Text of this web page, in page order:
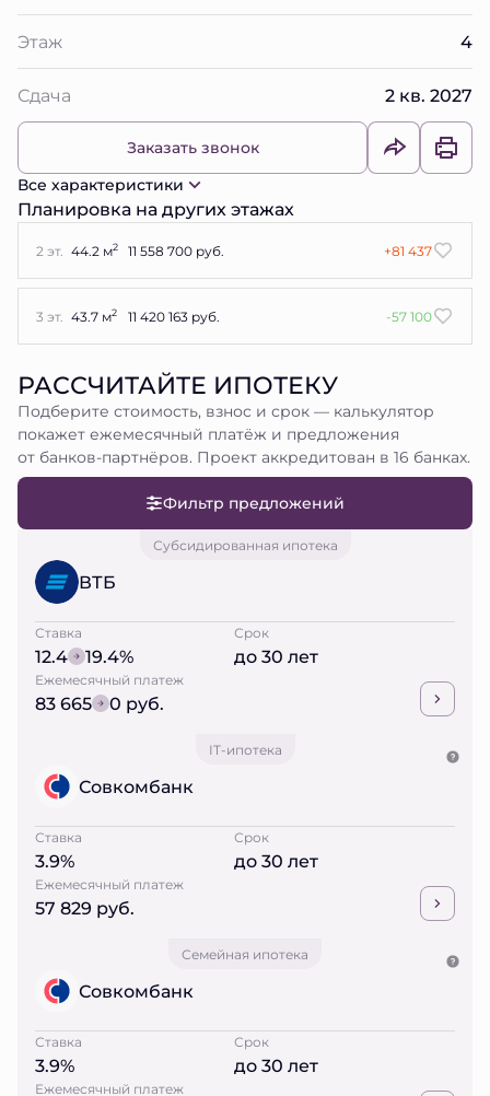
Этаж 4
Сдача 2 кв. 2027
Заказать звонок
Все характеристики
Планировка на других этажах
2 эт. 44.2 м2 11 558 700 руб. +81 437
3 эт. 43.7 м2 11 420 163 руб. -57 100
РАССЧИТАЙТЕ ИПОТЕКУ
Подберите стоимость, взнос и срок — калькулятор
покажет ежемесячный платёж и предложения
от банков-партнёров. Проект аккредитован в 16 банках.
Фильтр предложений
Субсидированная ипотека
ВТБ
Ставка
12.4 19.4%
Срок
до 30 лет
Ежемесячный платеж
83 665 0 руб.
IT-ипотека
Совкомбанк
Ставка
3.9%
Срок
до 30 лет
Ежемесячный платеж
57 829 руб.
Семейная ипотека
Совкомбанк
Ставка
3.9%
Срок
до 30 лет
Ежемесячный платеж